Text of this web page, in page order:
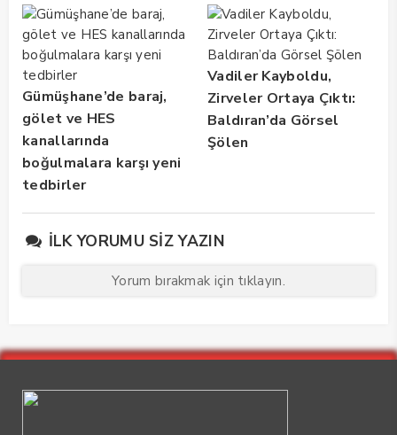
Gümüşhane’de baraj,
gölet ve HES
kanallarında
boğulmalara karşı yeni
tedbirler
Vadiler Kayboldu,
Zirveler Ortaya Çıktı:
Baldıran’da Görsel
Şölen
İLK YORUMU SIZ YAZIN
Yorum bırakmak için tıklayın.